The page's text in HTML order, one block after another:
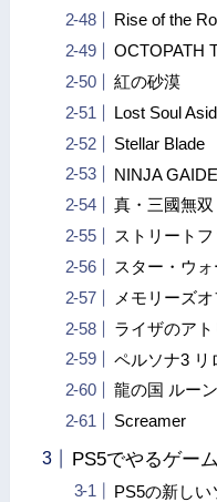
Rise of the
OCTOPATH
紅の砂漠
Lost Soul
Stellar Blade
NINJA
真・三國無
ストリート
スター・ウ
メモリーズ
ライザのア
ペルソナ3 リ
龍の国 ルー
Screamer
PS5でやるゲー
PS5の新しい